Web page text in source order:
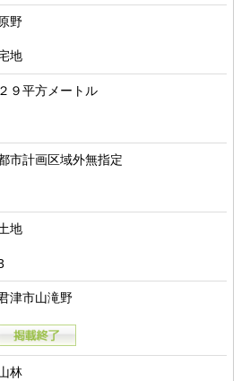
原野
地
２９平方メートル
市計画区域外無指定
地
津市山滝野
林